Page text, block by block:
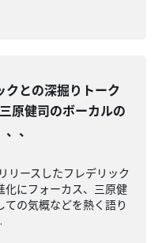
との深掘りトーク
原健司のボーカルの
、
リースしたフレデリック
化にフォーカス、三原健
の気概などを熱く語り